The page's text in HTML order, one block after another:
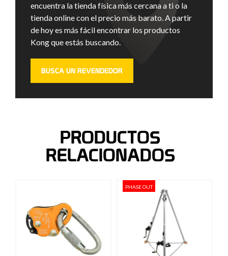
encuentra la tienda física más cercana a ti o la
tienda online con el precio más barato. A partir
de hoy es más fácil encontrar los productos
Kong que estás buscando.
BUSCA UN REVENDEDOR
PRODUCTOS
RELACIONADOS